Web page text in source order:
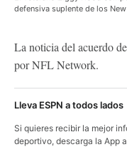
defensiva suplente de los
La noticia del acuerdo
por NFL Network.
Lleva ESPN a todos lados
Si quieres recibir la mejor
deportivo, descarga la App